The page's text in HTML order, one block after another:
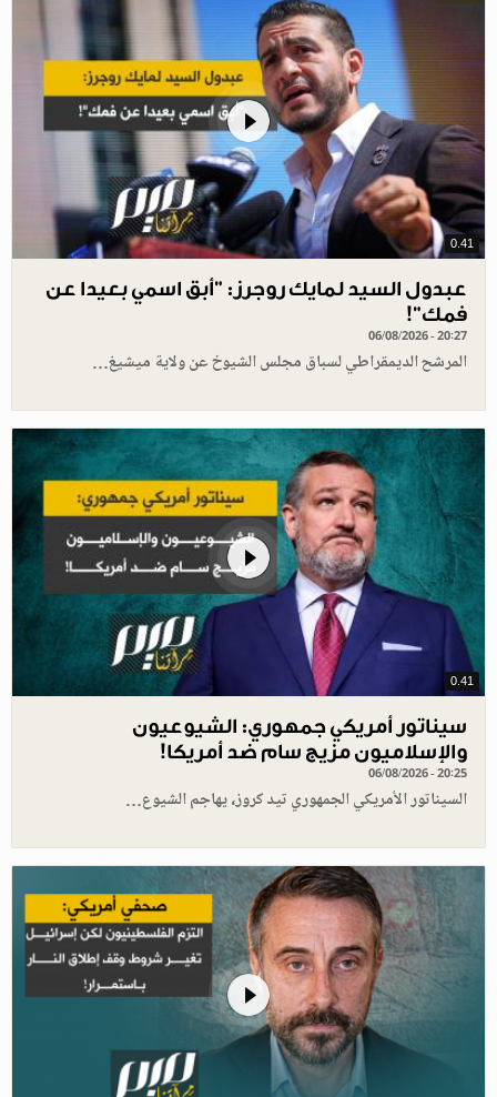
0.41
عبدول السيد لمايك روجرز: "أبق اسمي بعيدا عن
فمك"!
06/08/2026 - 20:27
المرشح الديمقراطي لسباق مجلس الشيوخ عن ولاية ميشيغ…
0.41
سيناتور أمريكي جمهوري: الشيوعيون
والإسلاميون مزيج سام ضد أمريكا!
06/08/2026 - 20:25
السيناتور الأمريكي الجمهوري تيد كروز، يهاجم الشيوع…